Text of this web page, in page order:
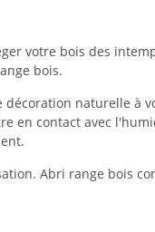
votre bois des
bois.
naturelle à
en contact avec
Abri range bois